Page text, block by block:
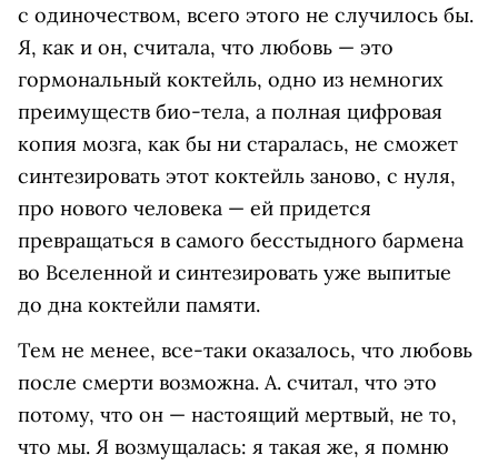
с одиночеством, всего этого не случилось бы.
Я, как и он, считала, что любовь — это
гормональный коктейль, одно из немногих
преимуществ био-тела, а полная цифровая
копия мозга, как бы ни старалась, не сможет
синтезировать этот коктейль заново, с нуля,
про нового человека — ей придется
превращаться в самого бесстыдного бармена
во Вселенной и синтезировать уже выпитые
до дна коктейли памяти.
Тем не менее, все-таки оказалось, что любовь
после смерти возможна. А. считал, что это
потому, что он — настоящий мертвый, не то,
что мы. Я возмущалась: я такая же, я помню